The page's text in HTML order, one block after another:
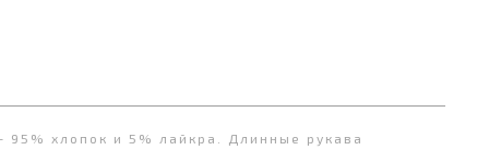
хлопок и 5% лайкра. Длинные рукава